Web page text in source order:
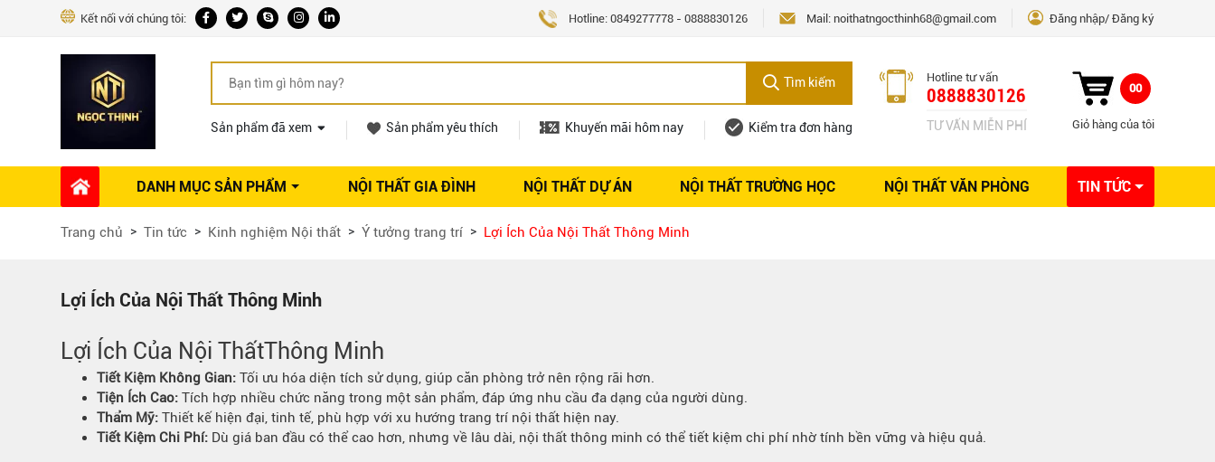
Kết nối với chúng tôi: Hotline: 0849277778 - 0888830126 Mail: noithatngocthinh68@gmail.com Đăng nhập Đăng ký
Tìm kiếm
Sản phẩm đã xem Sản phẩm yêu thích Khuyến mãi hôm nay Kiểm tra đơn hàng
Hotline tư vấn
0888830126
TƯ VẤN MIỄN PHÍ
00
Giỏ hàng của tôi
DANH MỤC SẢN PHẨM
Phụ kiện Nội thất
Ổ khóa tủ
Máy hút mùi
Phụ kiện tủ áo
Phụ kiện tủ bếp trên
Thùng đựng gạo
Bếp từ-Bếp hồng ngoại
Chậu rửa bát
NỘI THẤT GIA ĐÌNH NỘI THẤT DỰ ÁN NỘI THẤT TRƯỜNG HỌC NỘI THẤT VĂN PHÒNG TIN TỨC
Dự án thi công Báo giá Nội thất
Trang chủ Tin tức Kinh nghiệm Nội thất Ý tưởng trang trí Lợi Ích Của Nội Thất Thông Minh
Lợi Ích Của Nội Thất Thông Minh
Lợi Ích Của Nội ThấtThông Minh
Tiết Kiệm Không Gian: Tối ưu hóa diện tích sử dụng, giúp căn phòng trở nên rộng rãi hơn.
Tiện Ích Cao: Tích hợp nhiều chức năng trong một sản phẩm, đáp ứng nhu cầu đa dạng của người dùng.
Thẩm Mỹ: Thiết kế hiện đại, tinh tế, phù hợp với xu hướng trang trí nội thất hiện nay.
Tiết Kiệm Chi Phí: Dù giá ban đầu có thể cao hơn, nhưng về lâu dài, nội thất thông minh có thể tiết kiệm chi phí nhờ tính bền vững và hiệu quả.